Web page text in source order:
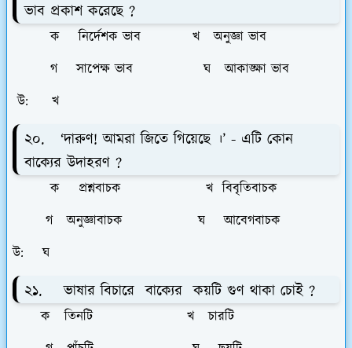
ভাব প্রকাশ করেছে ?
ক নির্দেশক ভাব খ অনুজ্ঞা ভাব
গ সাপেক্ষ ভাব ঘ আকাঙ্ক্ষা ভাব
উ: খ
২০. ‘দারুণ! আমরা জিতে গিয়েছে ।’ - এটি কোন
বাক্যের উদাহরণ ?
ক প্রশ্নবাচক খ বিবৃতিবাচক
গ অনুজ্ঞাবাচক ঘ আবেগবাচক
উ: ঘ
২১. ভাষার বিচারে বাক্যের কয়টি গুণ থাকা চােই ?
ক তিনটি খ চারটি